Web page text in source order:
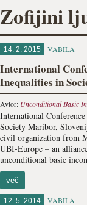
Zofijini
14. 2. 2015 VABILA
International
Inequalities in
Avtor: Unconditional Basic
International
Society Maribor,
civil organization from
UBI-Europe – an
unconditional basic
več
12. 5. 2014 VABILA